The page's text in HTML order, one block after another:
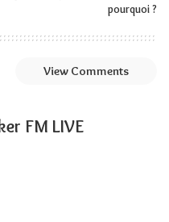
pourquoi ?
View Comments
FM LIVE